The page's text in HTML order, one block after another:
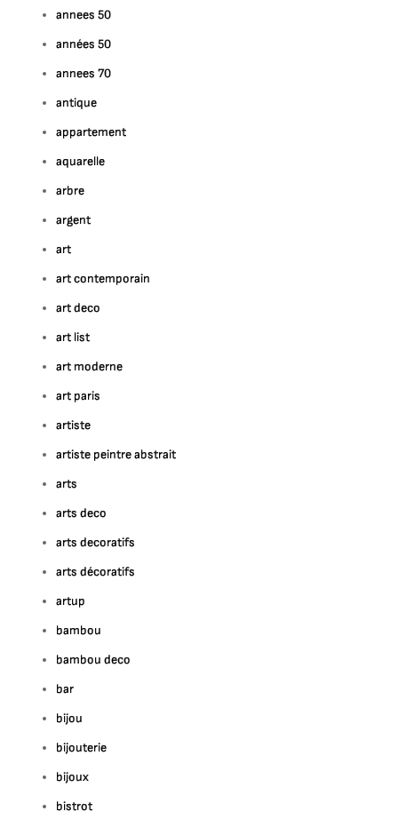
annees 50
années 50
annees 70
antique
appartement
aquarelle
arbre
argent
art
art contemporain
art deco
art list
art moderne
art paris
artiste
artiste peintre abstrait
arts
arts deco
arts decoratifs
arts décoratifs
artup
bambou
bambou deco
bar
bijou
bijouterie
bijoux
bistrot